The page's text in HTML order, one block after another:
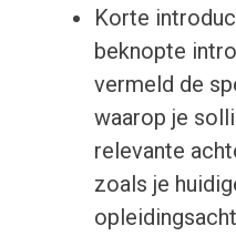
Korte
beknopte
vermeld de
waarop je
relevante
zoals je